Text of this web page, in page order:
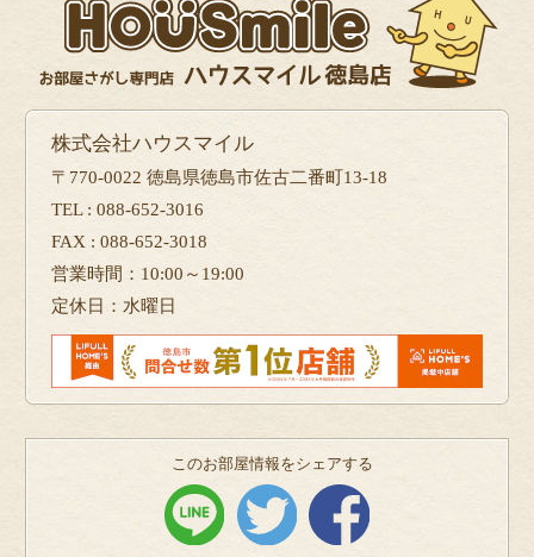
株式会社ハウスマイル
〒770-0022 徳島県徳島市佐古二番町13-18
TEL : 088-652-3016
FAX : 088-652-3018
営業時間：10:00～19:00
定休日：水曜日
このお部屋情報をシェアする